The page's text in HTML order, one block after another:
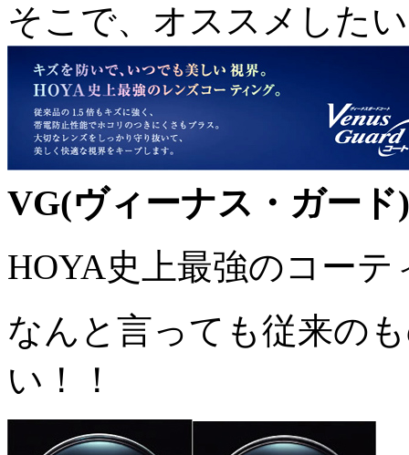
そこで、オススメした
VG(ヴィーナス・ガード
HOYA史上最強のコー
なんと言っても従来の
い！！